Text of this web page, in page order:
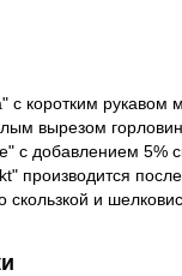
с коротким рукавом
вырезом
​​с добавлением 5%
производится
скользкой и